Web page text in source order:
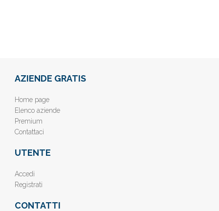
AZIENDE GRATIS
Home page
Elenco aziende
Premium
Contattaci
UTENTE
Accedi
Registrati
CONTATTI